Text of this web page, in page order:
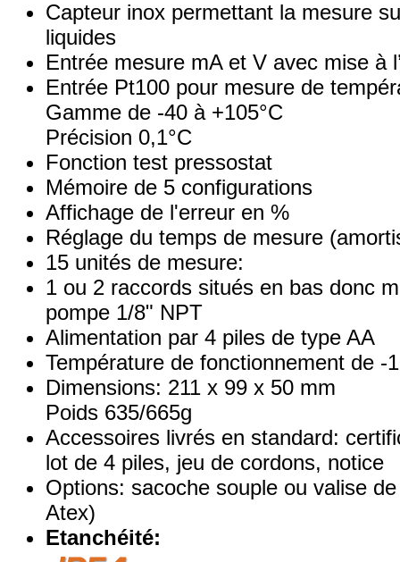
Capteur inox permettant la mesure
liquides
Entrée mesure mA et V avec mise à
Entrée Pt100 pour mesure de
Gamme de -40 à +105°C
Précision 0,1°C
Fonction test pressostat
Mémoire de 5 configurations
Affichage de l'erreur en %
Réglage du temps de mesure
15 unités de mesure:
1 ou 2 raccords situés en bas donc
pompe 1/8" NPT
Alimentation par 4 piles de type AA
Température de fonctionnement de -
Dimensions: 211 x 99 x 50 mm
Poids 635/665g
Accessoires livrés en standard:
lot de 4 piles, jeu de cordons, notice
Options: sacoche souple ou valise
Atex)
Etanchéité: